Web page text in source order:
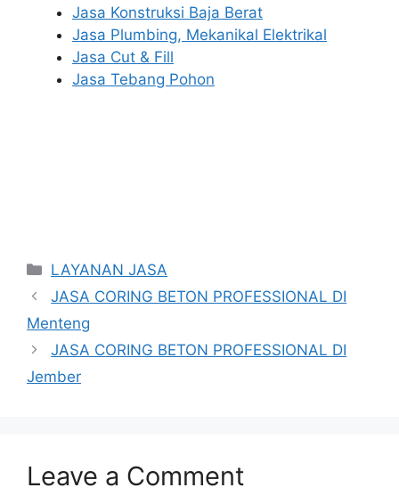
Jasa Konstruksi Baja Berat
Jasa Plumbing, Mekanikal Elektrikal
Jasa Cut & Fill
Jasa Tebang Pohon
Categories
LAYANAN JASA
JASA CORING BETON PROFESSIONAL DI
Menteng
JASA CORING BETON PROFESSIONAL DI
Jember
Leave a Comment